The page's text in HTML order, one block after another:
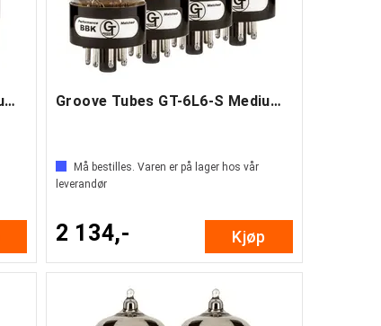
Groove Tubes GT-6L6-S Medium Duet Groove Tubes GT-6L6-S Medium Quartet
Må bestilles. Varen er på lager hos vår
leverandør
2 134,- Kjøp